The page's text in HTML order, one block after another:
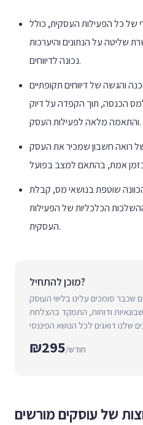
של כל הפעילות העסקית, כולל
שליטה על הנתונים והיערכות
נכונה לדיווחים.
והגשה של דיווחים תקופתיים
הכנסה, תוך הקפדה על דיוק
והתאמה מלאה לפעילות העסק.
של רואה חשבון שמכיר את העסק
שוטפת בנושאי מס, קבלת
הכלכליות של הפעילות
העסקית.
מוכן להתחיל?
סומכים עלינו בליווי העוסק
ודוחות, התמקד בהצלחת
דואגים לכל הנושא הפיננסי
₪295 /חודש
של עוסקים מורשים